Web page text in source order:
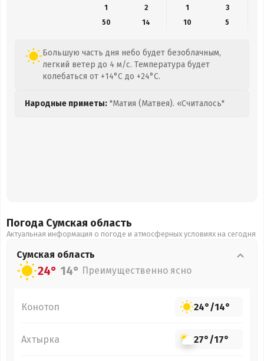
1
2 1
3
50
14 10 5
Большую часть дня небо будет безоблачным,
легкий ветер до 4 м/с. Температура будет
колебаться от +14°C до +24°C.
Народные приметы: "Матия (Матвея). «Считалось"
Погода Сумская область
Актуальная информация о погоде и атмосферных условиях на сегодня
Сумская область
24° 14° Преимущественно ясно
Конотоп 24°/14°
Ахтырка 27°/17°